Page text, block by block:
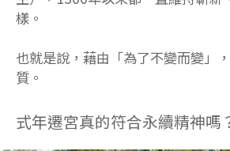
樣。
也就是說，藉由「為了不變而變」
質。
式年遷宮真的符合永續精神嗎